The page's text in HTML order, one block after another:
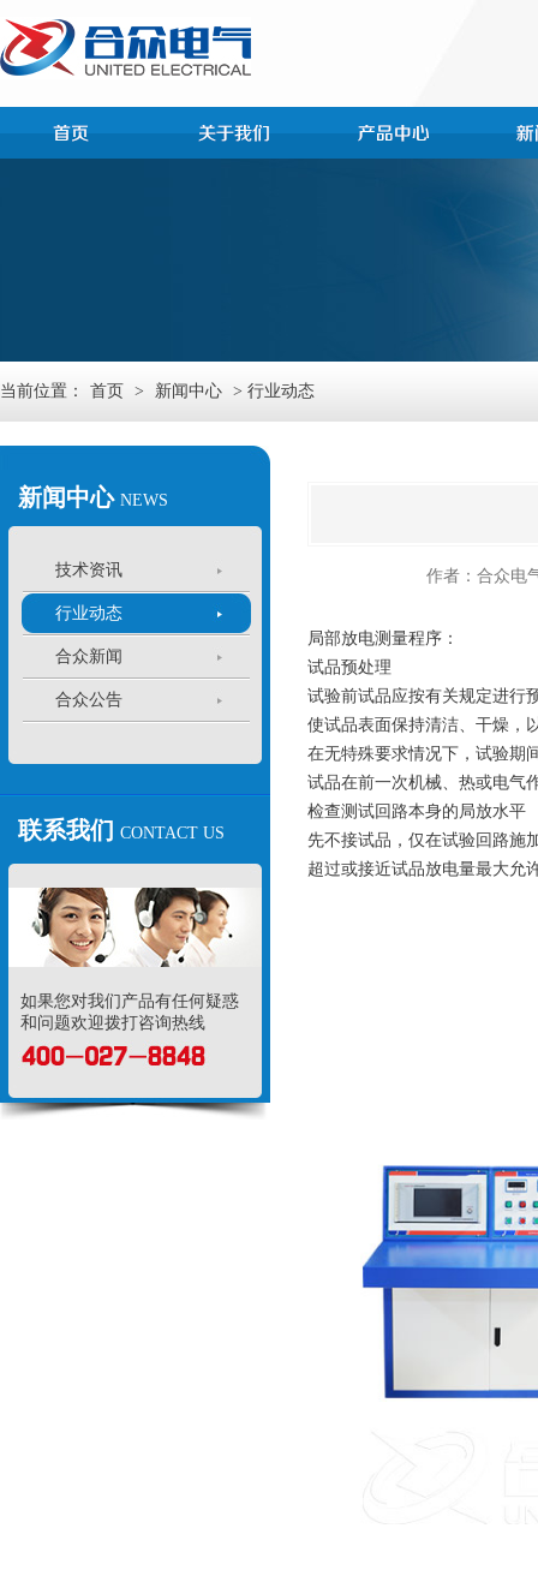
当前位置： 首页 > 新闻中心 > 行业动态
新闻中心 NEWS
技术资讯
行业动态
合众新闻
合众公告
联系我们 CONTACT US
如果您对我们产品有任何疑惑
和问题欢迎拨打咨询热线
作者：合众电
局部放电测量程序：
试品预处理
试验前试品应按有关规定进行
使试品表面保持清洁、干燥，
在无特殊要求情况下，试验期
试品在前一次机械、热或电气
检查测试回路本身的局放水平
先不接试品，仅在试验回路施
超过或接近试品放电量最大允